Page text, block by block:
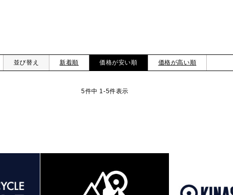
並び替え 新着順 価格が安い順 価格が高い順
5件中 1-5件表示